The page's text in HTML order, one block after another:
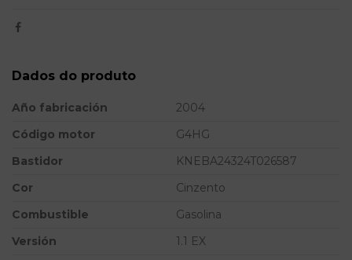
Dados do produto
Año fabricación
2004
Código motor
G4HG
Bastidor
KNEBA24324T026587
Cor
Cinzento
Combustible
Gasolina
Versión
1.1 EX